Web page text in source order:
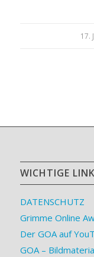
17.
WICHTIGE
DATENSCHUTZ
Grimme Online
Der GOA auf
GOA –